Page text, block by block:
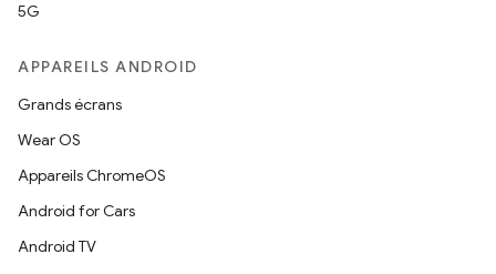
5G
APPAREILS ANDROID
Grands écrans
Wear OS
Appareils ChromeOS
Android for Cars
Android TV